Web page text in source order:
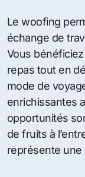
Le woofing
échange de
Vous
repas tout en
mode de
enrichissantes
opportunités
de fruits à
représente une